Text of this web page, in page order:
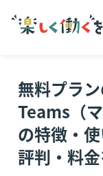
無料プラ
Teams（
の特徴・
評判・料金